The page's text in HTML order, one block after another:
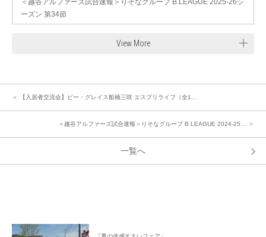
ーズン 第34節
View More
＜ 【入居者交流会】ビー・グレイス船橋三咲 エスプリライフ（全1…
＜越谷アルファーズ試合速報＞りそなグループ B.LEAGUE 2024-25… ＞
一覧へ